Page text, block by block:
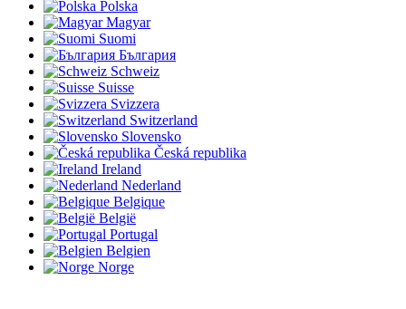
Polska
Magyar
Suomi
България
Schweiz
Suisse
Svizzera
Switzerland
Slovensko
Česká republika
Ireland
Nederland
Belgique
België
Portugal
Belgien
Norge